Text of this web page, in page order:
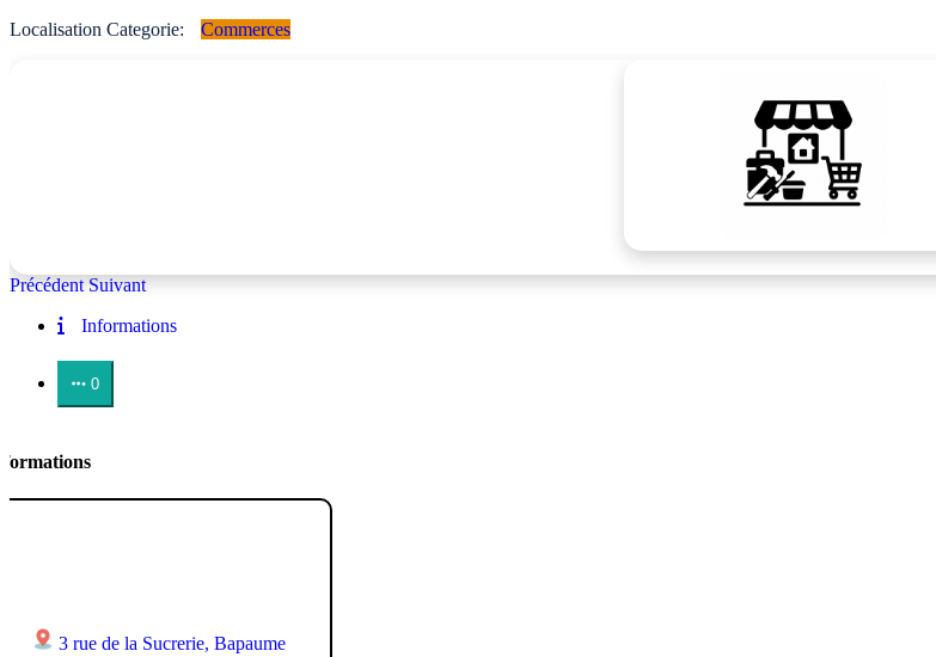
Localisation Categorie:
Commerces
Précédent Suivant
Informations
0
3 rue de la Sucrerie, Bapaume